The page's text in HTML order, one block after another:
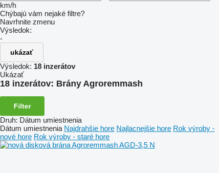
km/h
Chýbajú vám nejaké filtre?
Navrhnite zmenu
Výsledok:
-
ukázať
Výsledok: 18 inzerátov
Ukázať
18 inzerátov: Brány Agroremmash
Filter
Druh: Dátum umiestnenia
Dátum umiestnenia Najdrahšie hore Najlacnejšie hore Rok výroby -
nové hore Rok výroby - staré hore